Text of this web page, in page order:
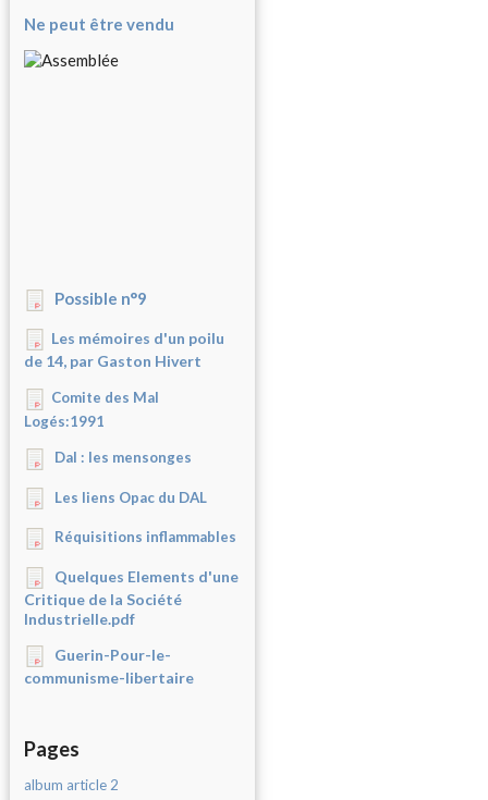
Ne peut être vendu
Possible n°9
Les mémoires d'un poilu
de 14, par Gaston Hivert
Comite des Mal
Logés:1991
Dal : les mensonges
Les liens Opac du DAL
Réquisitions inflammables
Quelques Elements d'une
Critique de la Société
Industrielle.pdf
Guerin-Pour-le-
communisme-libertaire
Pages
album article 2